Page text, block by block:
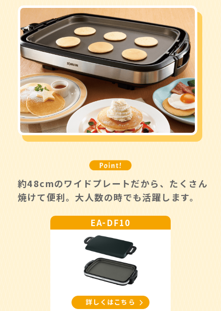
約48cmのワイドプレートだから、たくさん
焼けて便利。大人数の時でも活躍します。
EA- DF10
詳しくはこちら